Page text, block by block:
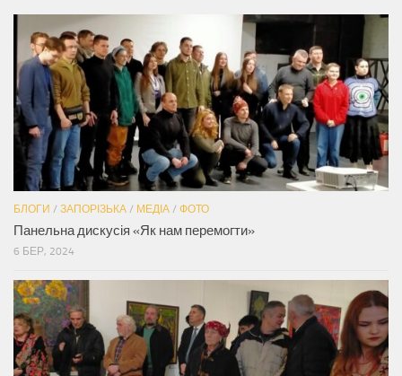
БЛОГИ / ЗАПОРІЗЬКА / МЕДІА / ФОТО
Панельна дискусія «Як нам перемогти»
6 БЕР, 2024